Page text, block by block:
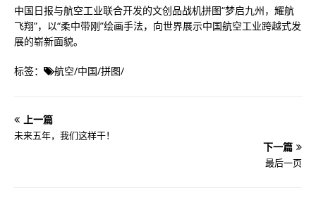
中国日报与航空工业联合开发的文创品战机拼图“梦启九州，耀航
飞翔”，以“柔中带刚”绘画手法，向世界展示中国航空工业跨越式发
展的崭新面貌。
标签： 航空/中国/拼图/
上一篇
未来五年，我们这样干！
下一篇
最后一页